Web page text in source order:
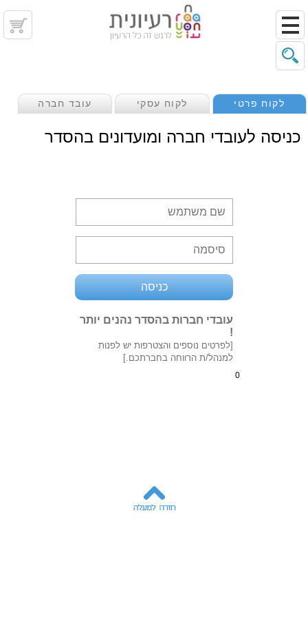
לקוח פרטי לקוח עסקי עובד חברה
כניסה לעובדי חברה ומועדונים בהסדר
עובדי חברות בהסדר נהנים יותר
!
[לפרטים נוספים והצטרפות יש לפנות
למנהל/ת הרווחה בחברתכם.]
0